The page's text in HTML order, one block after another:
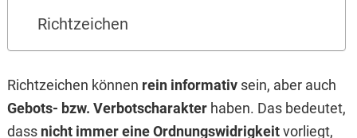
Richtzeichen
Richtzeichen können rein informativsein, aber auch
Gebots- bzw. Verbotscharakterhaben. Das bedeutet,
dass nicht immer eine Ordnungswidrigkeitvorliegt,